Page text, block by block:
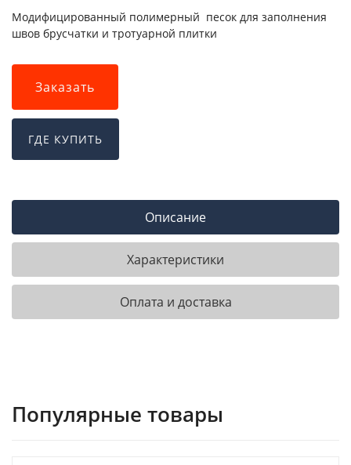
Модифицированный полимерный песок для заполнения
швов брусчатки и тротуарной плитки
Заказать
ГДЕ КУПИТЬ
Описание
Характеристики
Оплата и доставка
Популярные товары